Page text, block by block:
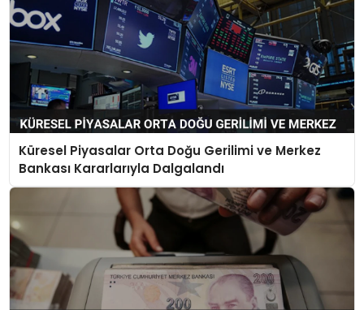
Küresel Piyasalar Orta Doğu Gerilimi ve Merkez
Bankası Kararlarıyla Dalgalandı